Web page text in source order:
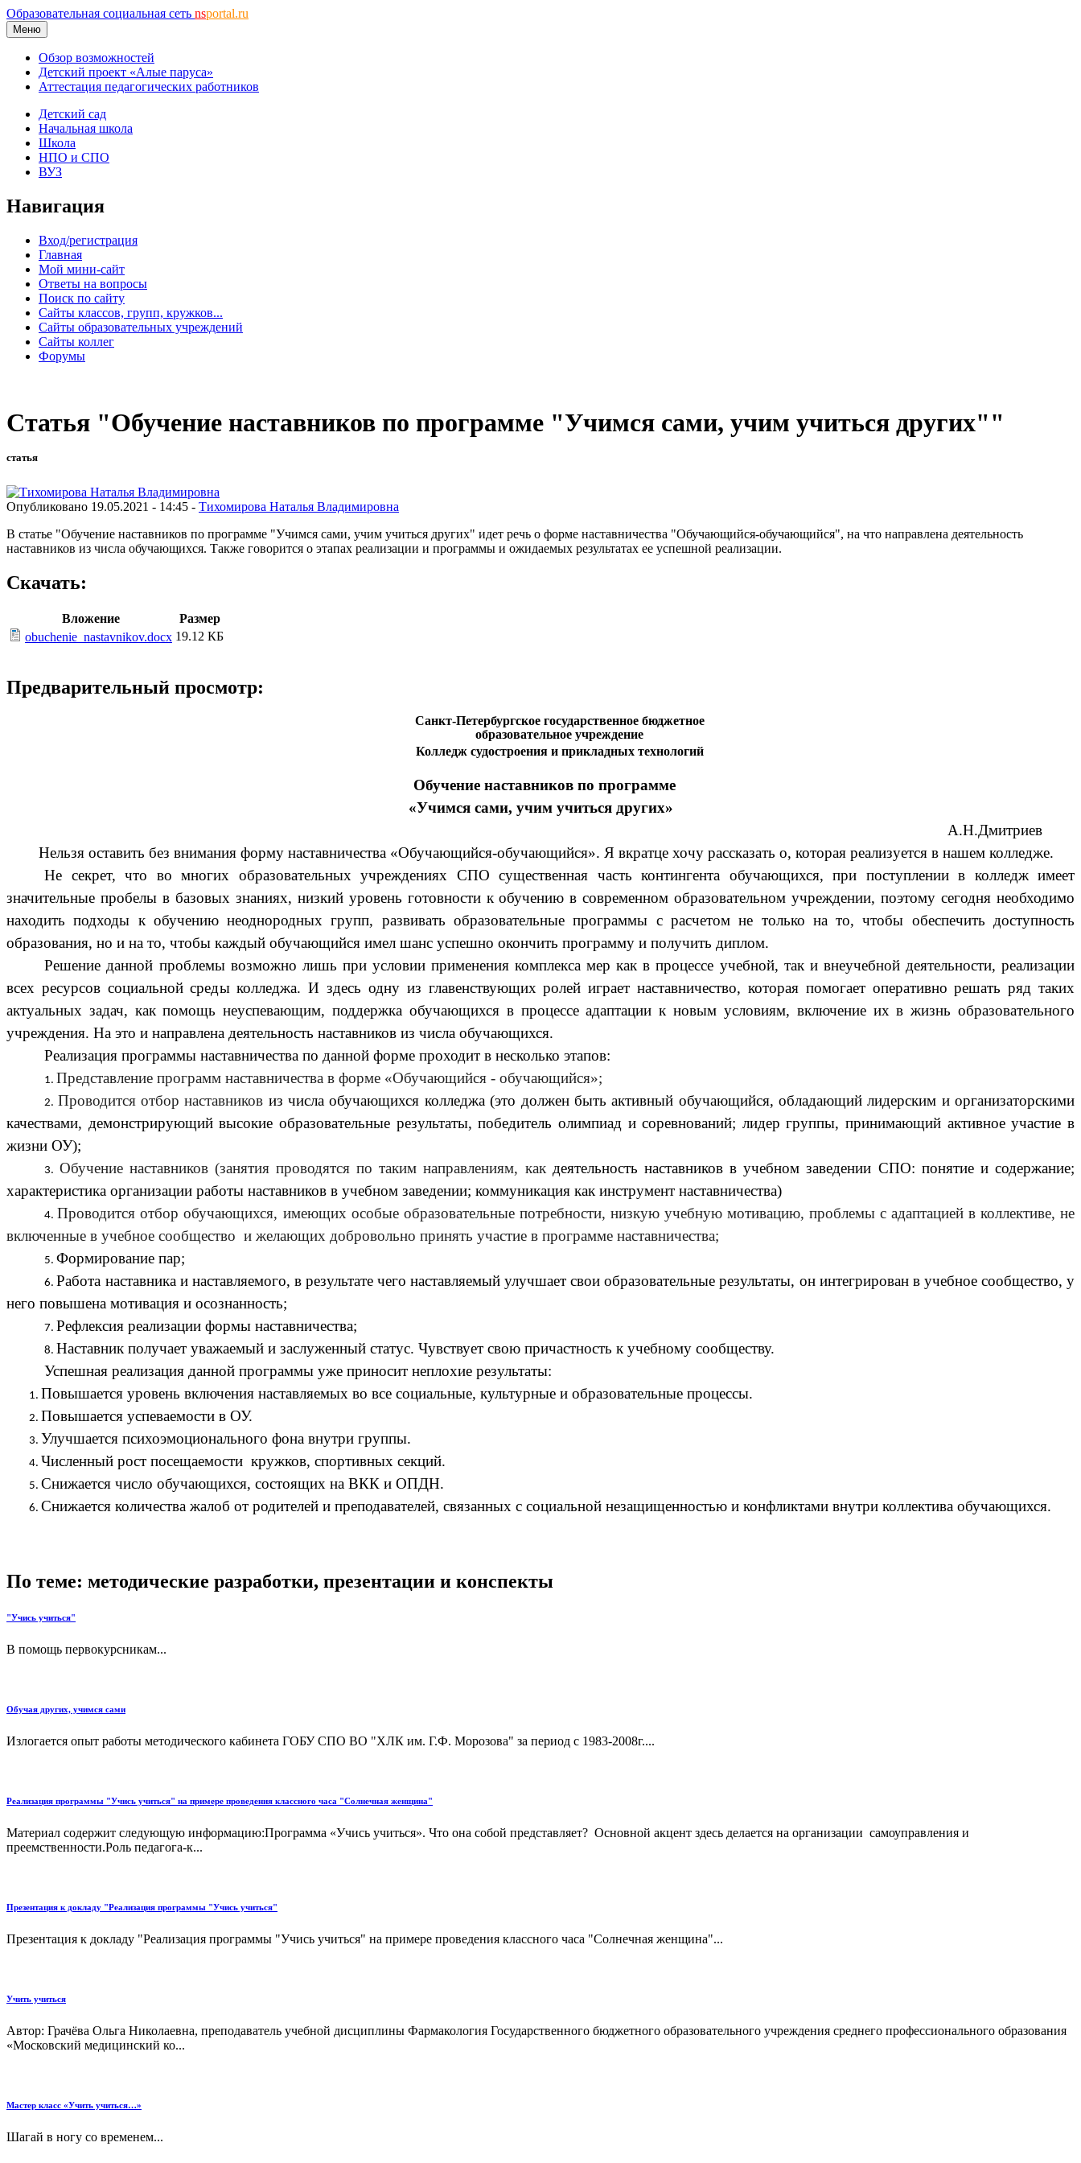
Образовательная социальная сеть nsportal.ru
Меню
Обзор возможностей
Детский проект «Алые паруса»
Аттестация педагогических работников
Детский сад
Начальная школа
Школа
НПО и СПО
ВУЗ
Навигация
Вход/регистрация
Главная
Мой мини-сайт
Ответы на вопросы
Поиск по сайту
Сайты классов, групп, кружков...
Сайты образовательных учреждений
Сайты коллег
Форумы
Статья "Обучение наставников по программе "Учимся сами, учим учиться других""
статья
Опубликовано 19.05.2021 - 14:45 - Тихомирова Наталья Владимировна
В статье "Обучение наставников по программе "Учимся сами, учим учиться других" идет речь о форме наставничества "Обучающийся-обучающийся", на что направлена деятельность
наставников из числа обучающихся. Также говорится о этапах реализации и программы и ожидаемых результатах ее успешной реализации.
Скачать:
Вложение
Размер
obuchenie_nastavnikov.docx 19.12 КБ
Предварительный просмотр:
Санкт-Петербургское государственное бюджетное
образовательное учреждение
Колледж судостроения и прикладных технологий
Обучение наставников по программе
«Учимся сами, учим учиться других»
А.Н.Дмитриев
Нельзя оставить без внимания форму наставничества «Обучающийся-обучающийся». Я вкратце хочу рассказать о, которая реализуется в нашем колледже.
Не секрет, что во многих образовательных учреждениях СПО существенная часть контингента обучающихся, при поступлении в колледж имеет
значительные пробелы в базовых знаниях, низкий уровень готовности к обучению в современном образовательном учреждении, поэтому сегодня необходимо
находить подходы к обучению неоднородных групп, развивать образовательные программы с расчетом не только на то, чтобы обеспечить доступность
образования, но и на то, чтобы каждый обучающийся имел шанс успешно окончить программу и получить диплом.
Решение данной проблемы возможно лишь при условии применения комплекса мер как в процессе учебной, так и внеучебной деятельности, реализации
всех ресурсов социальной среды колледжа. И здесь одну из главенствующих ролей играет наставничество, которая помогает оперативно решать ряд таких
актуальных задач, как помощь неуспевающим, поддержка обучающихся в процессе адаптации к новым условиям, включение их в жизнь образовательного
учреждения. На это и направлена деятельность наставников из числа обучающихся.
Реализация программы наставничества по данной форме проходит в несколько этапов:
Представление программ наставничества в форме «Обучающийся - обучающийся»;
Проводится отбор наставников из числа обучающихся колледжа (это должен быть активный обучающийся, обладающий лидерским и организаторскими
качествами, демонстрирующий высокие образовательные результаты, победитель олимпиад и соревнований; лидер группы, принимающий активное участие в
жизни ОУ);
Обучение наставников (занятия проводятся по таким направлениям, как деятельность наставников в учебном заведении СПО: понятие и содержание;
характеристика организации работы наставников в учебном заведении; коммуникация как инструмент наставничества)
Проводится отбор обучающихся, имеющих особые образовательные потребности, низкую учебную мотивацию, проблемы с адаптацией в коллективе, не
включенные в учебное сообщество и желающих добровольно принять участие в программе наставничества;
Формирование пар;
Работа наставника и наставляемого, в результате чего наставляемый улучшает свои образовательные результаты, он интегрирован в учебное сообщество, у
него повышена мотивация и осознанность;
Рефлексия реализации формы наставничества;
Наставник получает уважаемый и заслуженный статус. Чувствует свою причастность к учебному сообществу.
Успешная реализация данной программы уже приносит неплохие результаты:
Повышается уровень включения наставляемых во все социальные, культурные и образовательные процессы.
Повышается успеваемости в ОУ.
Улучшается психоэмоционального фона внутри группы.
Численный рост посещаемости кружков, спортивных секций.
Снижается число обучающихся, состоящих на ВКК и ОПДН.
Снижается количества жалоб от родителей и преподавателей, связанных с социальной незащищенностью и конфликтами внутри коллектива обучающихся.
По теме: методические разработки, презентации и конспекты
"Учись учиться"
В помощь первокурсникам...
Обучая других, учимся сами
Излогается опыт работы методического кабинета ГОБУ СПО ВО "ХЛК им. Г.Ф. Морозова" за период с 1983-2008г....
Реализация программы "Учись учиться" на примере проведения классного часа "Солнечная женщина"
Материал содержит следующую информацию:Программа «Учись учиться». Что она собой представляет? Основной акцент здесь делается на организации самоуправления и
преемственности.Роль педагога-к...
Презентация к докладу "Реализация программы "Учись учиться"
Презентация к докладу "Реализация программы "Учись учиться" на примере проведения классного часа "Солнечная женщина"...
Учить учиться
Автор: Грачёва Ольга Николаевна, преподаватель учебной дисциплины Фармакология Государственного бюджетного образовательного учреждения среднего профессионального образования
«Московский медицинский ко...
Мастер класс «Учить учиться…»
Шагай в ногу со временем...